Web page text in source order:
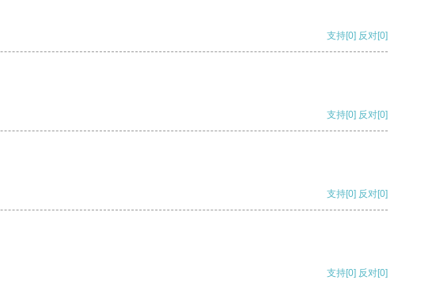
支持[0] 反对[0]
支持[0] 反对[0]
支持[0] 反对[0]
支持[0] 反对[0]